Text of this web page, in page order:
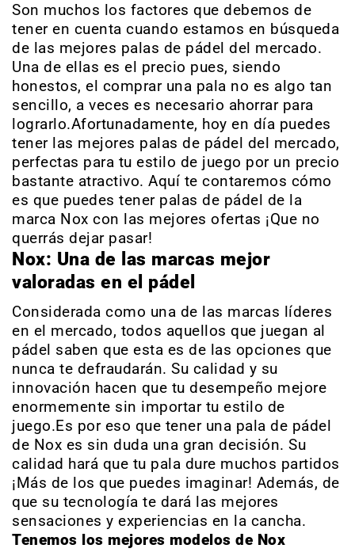
Son muchos los factores que debemos de
tener en cuenta cuando estamos en búsqueda
de las mejores palas de pádel del mercado.
Una de ellas es el precio pues, siendo
honestos, el comprar una pala no es algo tan
sencillo, a veces es necesario ahorrar para
lograrlo.Afortunadamente, hoy en día puedes
tener las mejores palas de pádel del mercado,
perfectas para tu estilo de juego por un precio
bastante atractivo. Aquí te contaremos cómo
es que puedes tener palas de pádel de la
marca Nox con las mejores ofertas ¡Que no
querrás dejar pasar!
Nox: Una de las marcas mejor
valoradas en el pádel
Considerada como una de las marcas líderes
en el mercado, todos aquellos que juegan al
pádel saben que esta es de las opciones que
nunca te defraudarán. Su calidad y su
innovación hacen que tu desempeño mejore
enormemente sin importar tu estilo de
juego.Es por eso que tener una pala de pádel
de Nox es sin duda una gran decisión. Su
calidad hará que tu pala dure muchos partidos
¡Más de los que puedes imaginar! Además, de
que su tecnología te dará las mejores
sensaciones y experiencias en la cancha.
Tenemos los mejores modelos de Nox